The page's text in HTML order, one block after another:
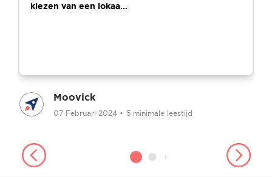
kiezen van een lokaa...
Moovick
07 Februari 2024 • 5 minimale leestijd